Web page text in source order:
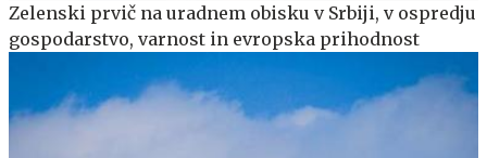
Zelenski prvič na uradnem obisku v Srbiji, v ospredju
gospodarstvo, varnost in evropska prihodnost